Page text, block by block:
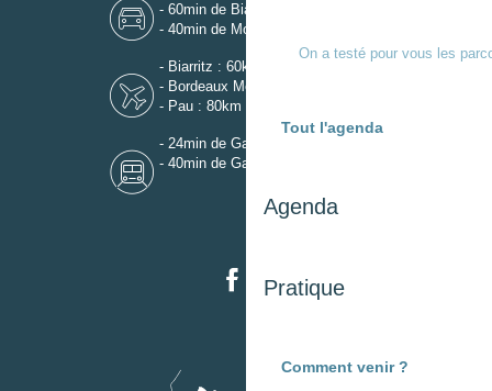
On a testé pour vous les
Tout l'agenda
Agenda
Pratique
Comment venir ?
- 60min de Biarritz
- 40min de Mont-de-Marsan
- Biarritz : 60km
- Bordeaux Mérignac : 110km
- Pau : 80km
- 24min de Gare de Dax
- 40min de Gare de Mont-de-Marsan